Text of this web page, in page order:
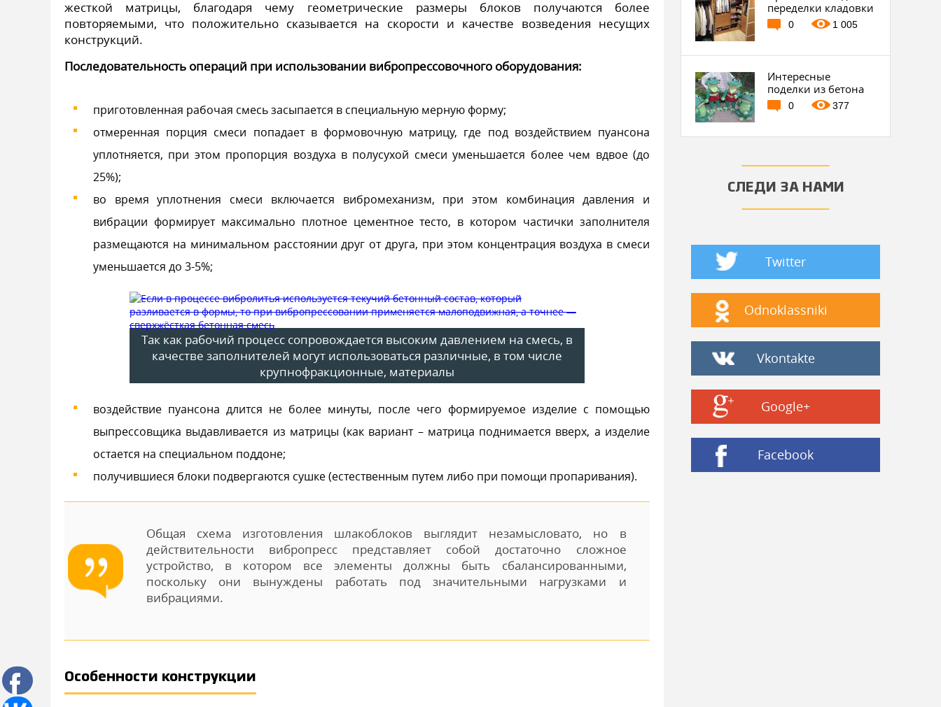
жесткой матрицы, благодаря чему геометрические размеры блоков получаются более
повторяемыми, что положительно сказывается на скорости и качестве возведения несущих
конструкций.
Последовательность операций при использовании вибропрессовочного оборудования:
приготовленная рабочая смесь засыпается в специальную мерную форму;
отмеренная порция смеси попадает в формовочную матрицу, где под воздействием пуансона
уплотняется, при этом пропорция воздуха в полусухой смеси уменьшается более чем вдвое (до
25%);
во время уплотнения смеси включается вибромеханизм, при этом комбинация давления и
вибрации формирует максимально плотное цементное тесто, в котором частички заполнителя
размещаются на минимальном расстоянии друг от друга, при этом концентрация воздуха в смеси
уменьшается до 3-5%;
Так как рабочий процесс сопровождается высоким давлением на смесь, в
качестве заполнителей могут использоваться различные, в том числе
крупнофракционные, материалы
воздействие пуансона длится не более минуты, после чего формируемое изделие с помощью
выпрессовщика выдавливается из матрицы (как вариант – матрица поднимается вверх, а изделие
остается на специальном поддоне;
получившиеся блоки подвергаются сушке (естественным путем либо при помощи пропаривания).
Общая схема изготовления шлакоблоков выглядит незамысловато, но в
действительности вибропресс представляет собой достаточно сложное
устройство, в котором все элементы должны быть сбалансированными,
поскольку они вынуждены работать под значительными нагрузками и
вибрациями.
Особенности конструкции
переделки кладовки
0 1 005
Интересные
поделки из бетона
0 377
СЛЕДИ ЗА НАМИ
Twitter
Odnoklassniki
Vkontakte
Google+
Facebook